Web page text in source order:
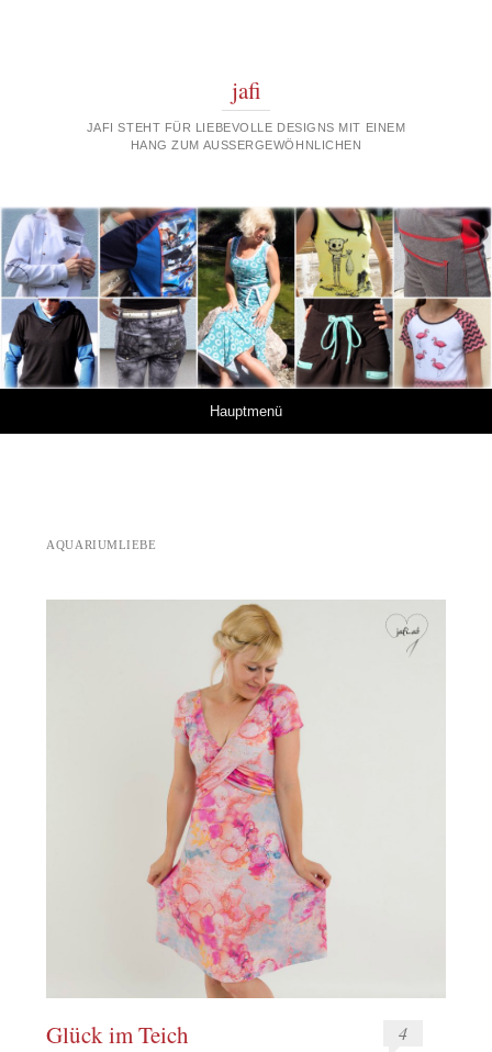
jafi
JAFI STEHT FÜR LIEBEVOLLE DESIGNS MIT EINEM
HANG ZUM AUSSERGEWÖHNLICHEN
Hauptmenü
AQUARIUMLIEBE
Glück im Teich 4